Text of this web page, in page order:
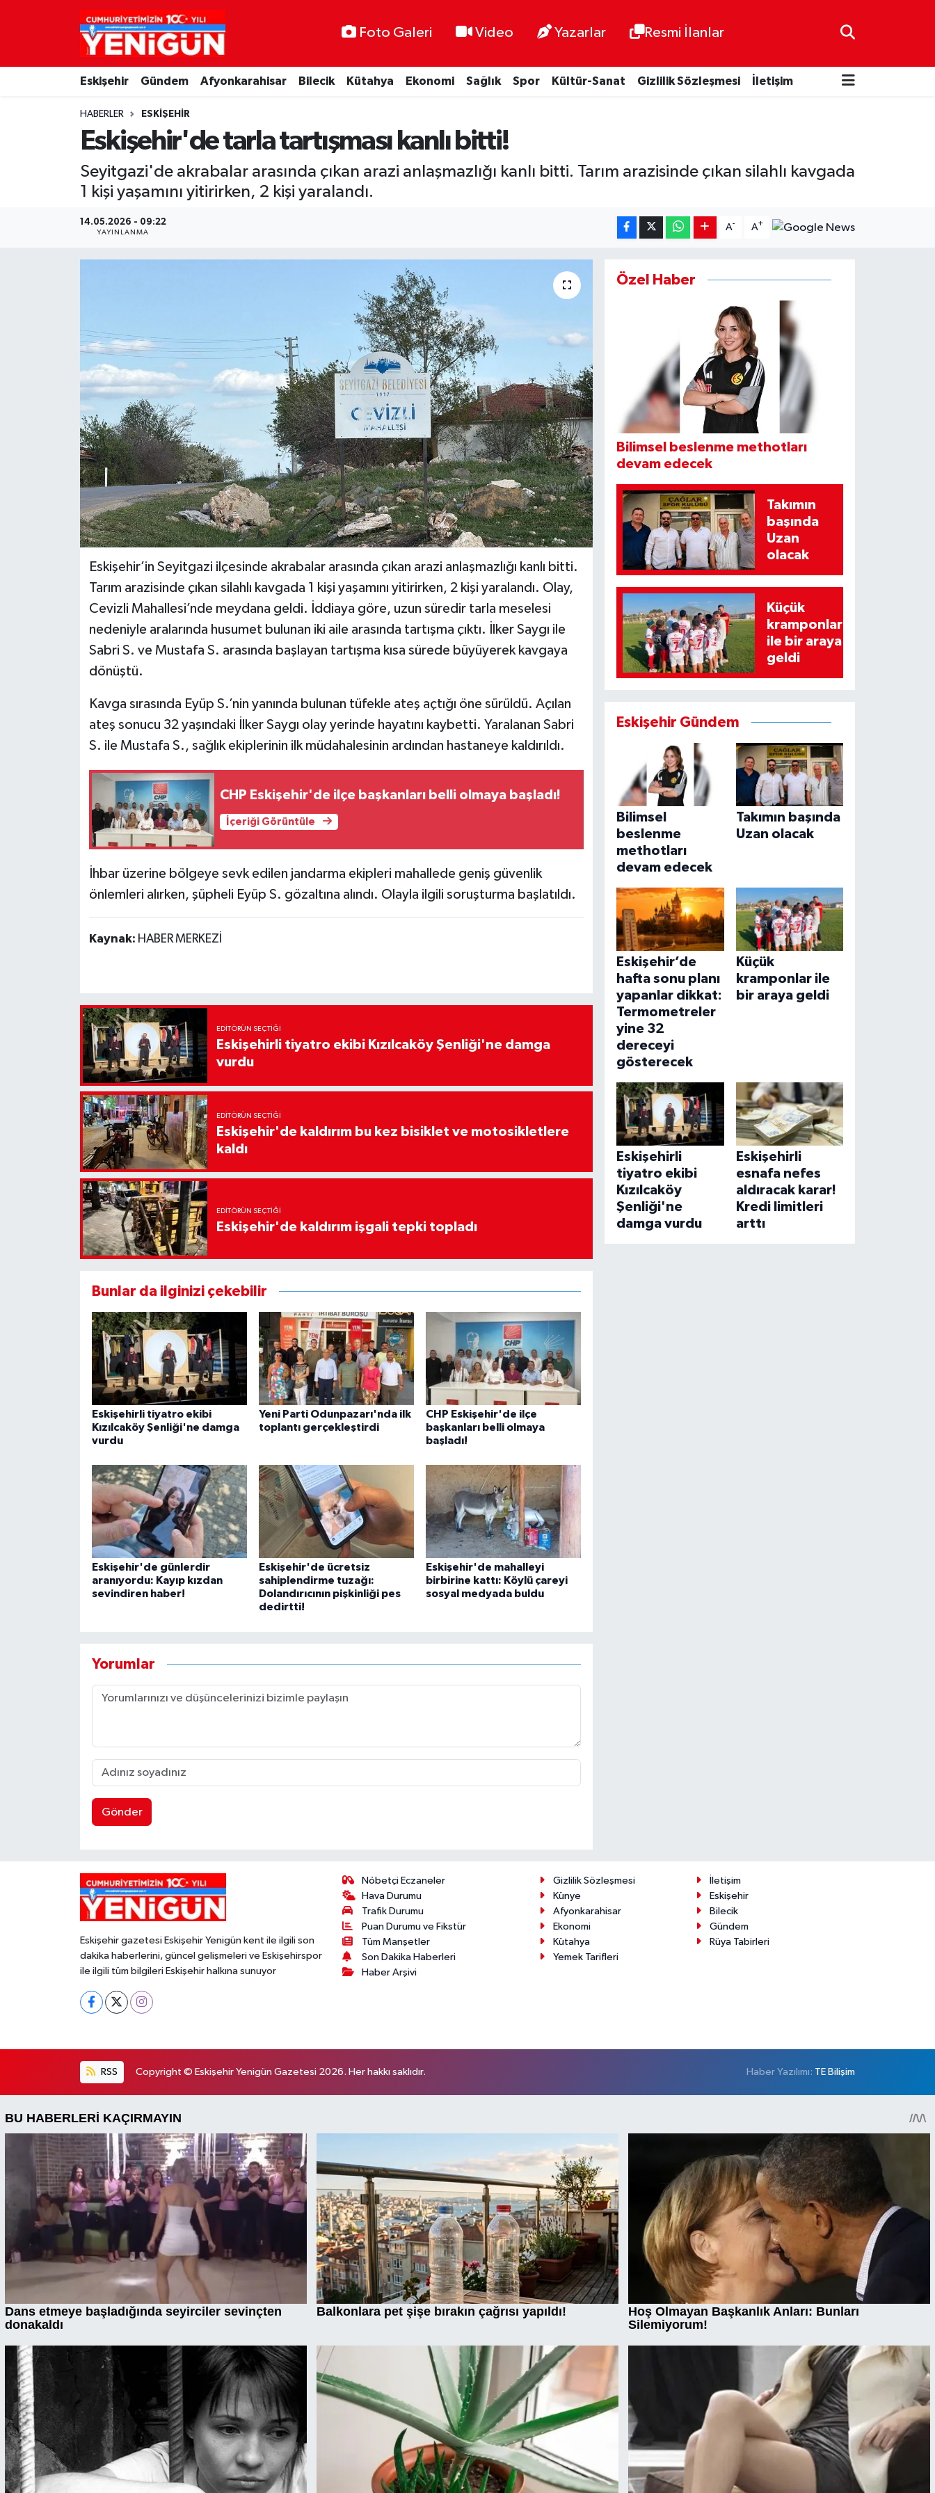
Foto Galeri Video Yazarlar Resmi İlanlar
Eskişehir Gündem Afyonkarahisar Bilecik Kütahya Ekonomi Sağlık Spor Kültür-Sanat Gizlilik Sözleşmesi İletişim
HABERLER ESKIŞEHIR
Eskişehir'de tarla tartışması kanlı bitti!
Seyitgazi'de akrabalar arasında çıkan arazi anlaşmazlığı kanlı bitti. Tarım arazisinde çıkan silahlı kavgada
1 kişi yaşamını yitirirken, 2 kişi yaralandı.
14.05.2026 - 09:22
YAYINLANMA
A- A+
Eskişehir’in Seyitgazi ilçesinde akrabalar arasında çıkan arazi anlaşmazlığı kanlı bitti.
Tarım arazisinde çıkan silahlı kavgada 1 kişi yaşamını yitirirken, 2 kişi yaralandı. Olay,
Cevizli Mahallesi’nde meydana geldi. İddiaya göre, uzun süredir tarla meselesi
nedeniyle aralarında husumet bulunan iki aile arasında tartışma çıktı. İlker Saygı ile
Sabri S. ve Mustafa S. arasında başlayan tartışma kısa sürede büyüyerek kavgaya
dönüştü.
Kavga sırasında Eyüp S.’nin yanında bulunan tüfekle ateş açtığı öne sürüldü. Açılan
ateş sonucu 32 yaşındaki İlker Saygı olay yerinde hayatını kaybetti. Yaralanan Sabri
S. ile Mustafa S., sağlık ekiplerinin ilk müdahalesinin ardından hastaneye kaldırıldı.
CHP Eskişehir'de ilçe başkanları belli olmaya başladı!
İçeriği Görüntüle
İhbar üzerine bölgeye sevk edilen jandarma ekipleri mahallede geniş güvenlik
önlemleri alırken, şüpheli Eyüp S. gözaltına alındı. Olayla ilgili soruşturma başlatıldı.
Kaynak: HABER MERKEZİ
EDITÖRÜN SEÇTIĞI
Eskişehirli tiyatro ekibi Kızılcaköy Şenliği'ne damga
vurdu
EDITÖRÜN SEÇTIĞI
Eskişehir'de kaldırım bu kez bisiklet ve motosikletlere
kaldı
EDITÖRÜN SEÇTIĞI
Eskişehir'de kaldırım işgali tepki topladı
Bunlar da ilginizi çekebilir
Eskişehirli tiyatro ekibi
Kızılcaköy Şenliği'ne damga
vurdu
Yeni Parti Odunpazarı'nda ilk
toplantı gerçekleştirdi
CHP Eskişehir'de ilçe
başkanları belli olmaya
başladı!
Eskişehir'de günlerdir
aranıyordu: Kayıp kızdan
sevindiren haber!
Eskişehir'de ücretsiz
sahiplendirme tuzağı:
Dolandırıcının pişkinliği pes
dedirtti!
Eskişehir'de mahalleyi
birbirine kattı: Köylü çareyi
sosyal medyada buldu
Yorumlar
Gönder
Özel Haber
Bilimsel beslenme methotları
devam edecek
Takımın
başında
Uzan
olacak
Küçük
kramponlar
ile bir araya
geldi
Eskişehir Gündem
Bilimsel
beslenme
methotları
devam edecek
Takımın başında
Uzan olacak
Eskişehir’de
hafta sonu planı
yapanlar dikkat:
Termometreler
yine 32
dereceyi
gösterecek
Küçük
kramponlar ile
bir araya geldi
Eskişehirli
tiyatro ekibi
Kızılcaköy
Şenliği'ne
damga vurdu
Eskişehirli
esnafa nefes
aldıracak karar!
Kredi limitleri
arttı
Eskişehir gazetesi Eskişehir Yenigün kent ile ilgili son
dakika haberlerini, güncel gelişmeleri ve Eskişehirspor
ile ilgili tüm bilgileri Eskişehir halkına sunuyor
Nöbetçi Eczaneler
Hava Durumu
Trafik Durumu
Puan Durumu ve Fikstür
Tüm Manşetler
Son Dakika Haberleri
Haber Arşivi
Gizlilik Sözleşmesi
İletişim
Künye
Eskişehir
Afyonkarahisar
Bilecik
Ekonomi
Gündem
Kütahya
Rüya Tabirleri
Yemek Tarifleri
RSS Copyright © Eskişehir Yenigün Gazetesi 2026. Her hakkı saklıdır. Haber Yazılımı: TE Bilişim
Nöbetçi Eczaneler
Hava Durumu
Tüm Manşetler
Son Dakika Haberleri